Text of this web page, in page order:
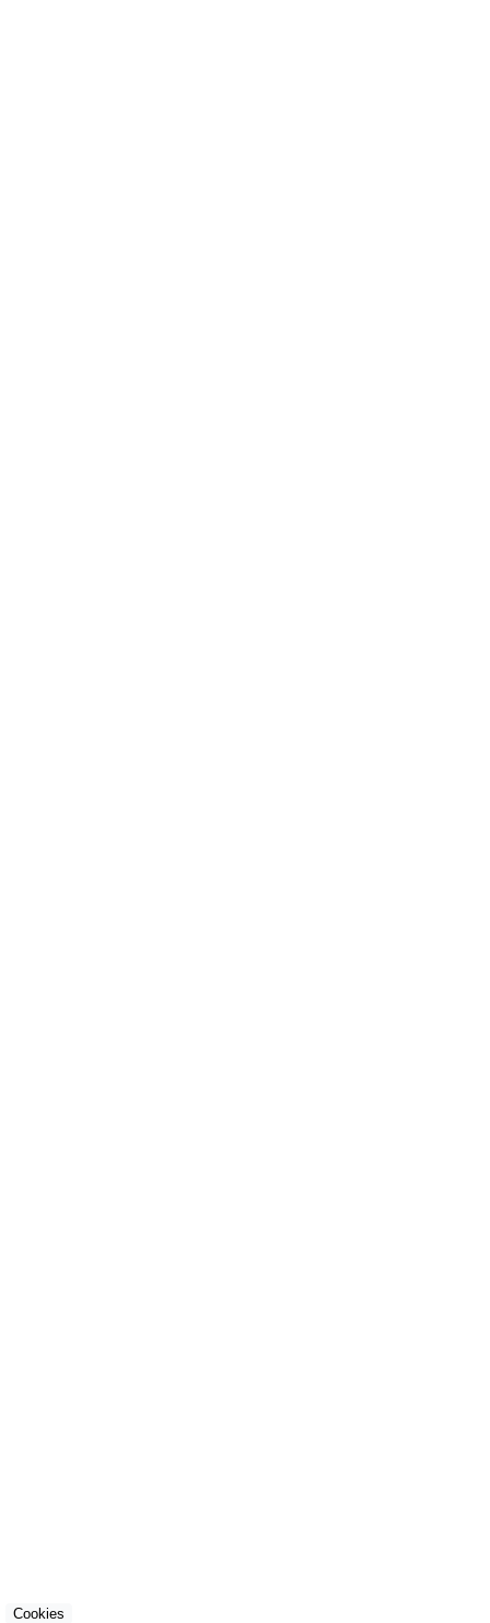
Cookies